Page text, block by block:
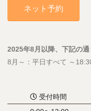
ネット予約
2025年8月以降、下記の通
8月～：平日すべて ～
受付時間